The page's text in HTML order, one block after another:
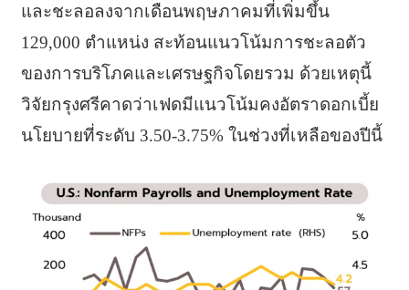
และชะลอลงจากเดือนพฤษภาคมที่เพิ่มขึ้น
129,000 ตำแหน่ง สะท้อนแนวโน้มการชะลอตัว
ของการบริโภคและเศรษฐกิจโดยรวม ด้วยเหตุนี้
วิจัยกรุงศรีคาดว่าเฟดมีแนวโน้มคงอัตราดอกเบี้ย
นโยบายที่ระดับ 3.50-3.75% ในช่วงที่เหลือของปีนี้